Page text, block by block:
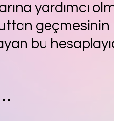
yardımcı
bu